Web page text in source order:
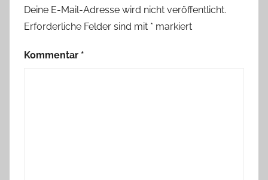
Deine E-Mail-Adresse wird nicht veröffentlicht.
Erforderliche Felder sind mit * markiert
Kommentar *